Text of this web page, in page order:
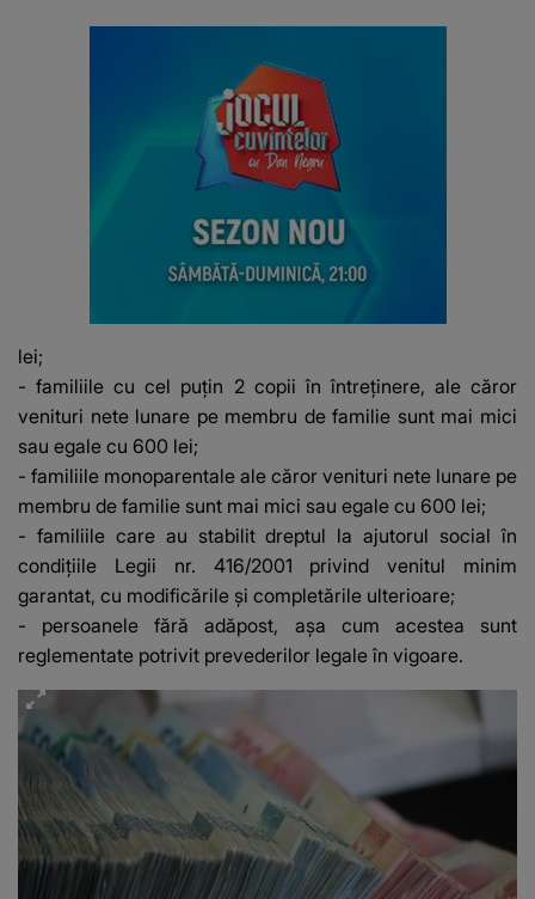
lei;
- familiile cu cel puţin 2 copii în întreţinere, ale căror
venituri nete lunare pe membru de familie sunt mai mici
sau egale cu 600 lei;
- familiile monoparentale ale căror venituri nete lunare pe
membru de familie sunt mai mici sau egale cu 600 lei;
- familiile care au stabilit dreptul la ajutorul social în
condiţiile Legii nr. 416/2001 privind venitul minim
garantat, cu modificările şi completările ulterioare;
- persoanele fără adăpost, aşa cum acestea sunt
reglementate potrivit prevederilor legale în vigoare.